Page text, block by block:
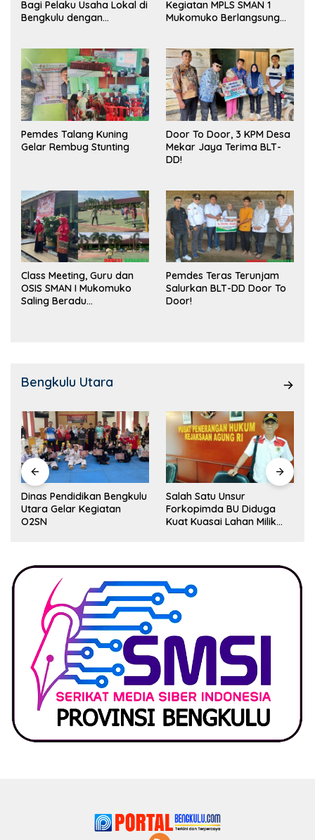
Bagi Pelaku Usaha Lokal di
Bengkulu dengan
Pasar
Kegiatan MPLS SMAN 1
Mukomuko Berlangsung
Pemdes Talang Kuning
Gelar Rembug Stunting
Door To Door, 3 KPM Desa
Mekar Jaya Terima BLT-
DD!
Class Meeting, Guru dan
OSIS SMAN I Mukomuko
Saling Beradu
Pemdes Teras Terunjam
Salurkan BLT-DD Door To
Door!
Bengkulu Utara
Dinas Pendidikan Bengkulu
Utara Gelar Kegiatan
O2SN
Salah Satu Unsur
Forkopimda BU Diduga
Kuat Kuasai Lahan Milik